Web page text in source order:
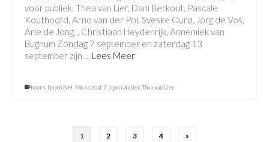
voor publiek. Thea van Lier, Dani Berkout, Pascale
Kouthoofd, Arno van der Pol, Sveske Ourø, Jorg de Vos,
Arie de Jong, , Christiaan Heydenrijk, Annemiek van
Bugnum Zondag 7 september en zaterdag 13
september zijn … Lees Meer
hoorn hoorn NH Munstraat 7 open atelier, Thea van Lier
1 2 3 4 »